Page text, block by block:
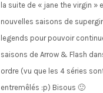
la suite de « jane the virgin »
nouvelles saisons de
legends pour pouvoir
saisons de Arrow & Flash
ordre (vu que les 4 séries
entremêlés :p) Bisous 🙂